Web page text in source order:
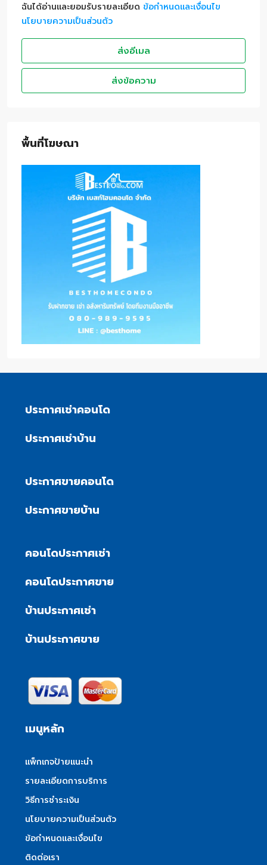
ฉันได้อ่านและยอมรับรายละเอียด ข้อกำหนดและเงื่อนไข
นโยบายความเป็นส่วนตัว
ส่งอีเมล
ส่งข้อความ
พื้นที่โฆษณา
ประกาศเช่าคอนโด
ประกาศเช่าบ้าน
ประกาศขายคอนโด
ประกาศขายบ้าน
คอนโดประกาศเช่า
คอนโดประกาศขาย
บ้านประกาศเช่า
บ้านประกาศขาย
เมนูหลัก
แพ็กเกจป้ายแนะนำ
รายละเอียดการบริการ
วิธีการชำระเงิน
นโยบายความเป็นส่วนตัว
ข้อกำหนดและเงื่อนไข
ติดต่อเรา